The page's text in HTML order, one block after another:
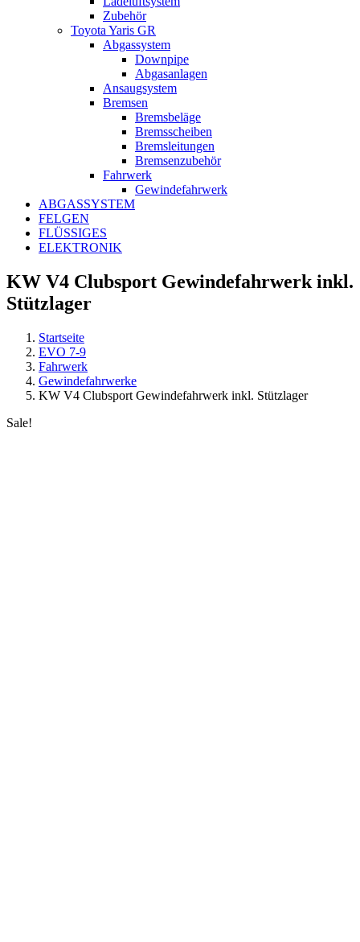
Zubehör
Toyota Yaris GR
Abgassystem
Downpipe
Abgasanlagen
Ansaugsystem
Bremsen
Bremsbeläge
Bremsscheiben
Bremsleitungen
Bremsenzubehör
Fahrwerk
Gewindefahrwerk
ABGASSYSTEM
FELGEN
FLÜSSIGES
ELEKTRONIK
KW V4 Clubsport Gewindefahrwerk inkl.
Stützlager
Startseite
EVO 7-9
Fahrwerk
Gewindefahrwerke
KW V4 Clubsport Gewindefahrwerk inkl. Stützlager
Sale!